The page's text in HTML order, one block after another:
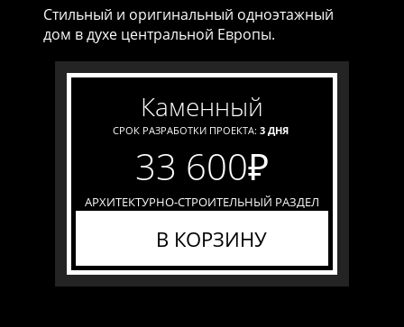
Стильный и оригинальный одноэтажный
дом в духе центральной Европы.
каменный
СРОК РАЗРАБОТКИ ПРОЕКТА: 3 ДНЯ
33 600₽
АРХИТЕКТУРНО-СТРОИТЕЛЬНЫЙ РАЗДЕЛ
В КОРЗИНУ